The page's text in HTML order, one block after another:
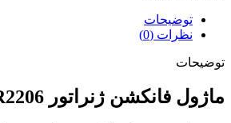
توضیحات
نظرات (0)
توضیحات
ماژول فانکشن ژنراتور XR2206